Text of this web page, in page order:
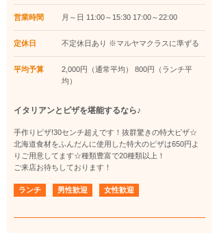
営業時間 月～日 11:00～15:30 17:00～22:00
定休日 不定休日あり ※マルヤマクラスに準ずる
平均予算
2,000円（通常平均） 800円（ランチ平
均）
イタリアンとピザを堪能するなら♪
手作りピザ!30センチ超えです！抜群驚きの特大ピザ☆
北海道食材をふんだんに使用した特大のピザは650円よ
りご用意してます☆種類豊富で20種類以上！
ご来店お待ちしております！
ランチ 男性歓迎 女性歓迎